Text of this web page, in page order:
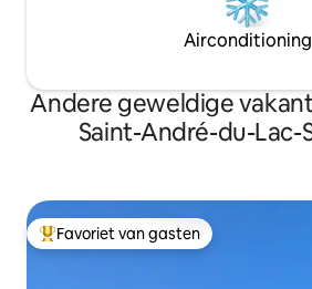
Airconditioning
Andere geweldige
Saint-André-du-Lac-
Topfavoriet van gasten
Favoriet van gasten